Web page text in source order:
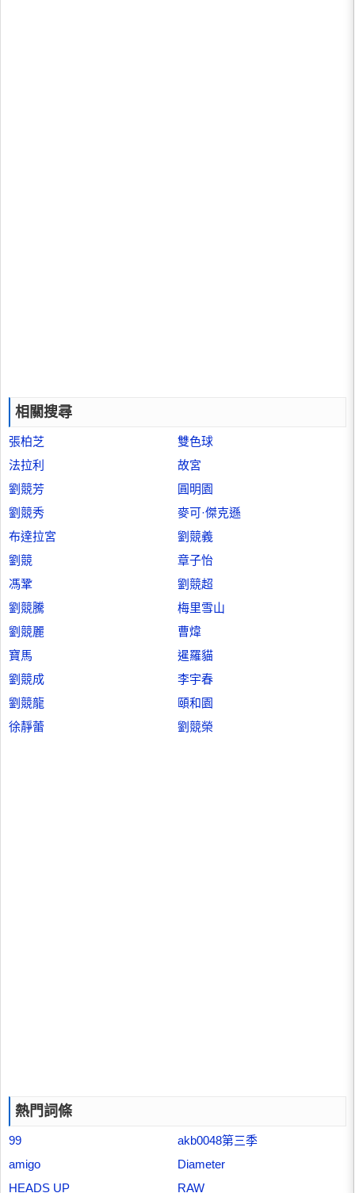
相關搜尋
張柏芝
雙色球
法拉利
故宮
劉競芳
圓明園
劉競秀
麥可·傑克遜
布達拉宮
劉競義
劉競
章子怡
馮鞏
劉競超
劉競騰
梅里雪山
劉競麗
曹煒
寶馬
暹羅貓
劉競成
李宇春
劉競龍
頤和園
徐靜蕾
劉競榮
熱門詞條
99
akb0048第三季
amigo
Diameter
HEADS UP
RAW